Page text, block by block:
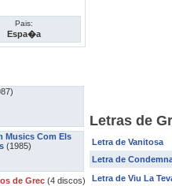
Pais:
Espa�a
Musics Com Els
(1985)
de Grec (4 discos)
Letras de
Letra de Vanitosa
Letra de
Letra de Viu La